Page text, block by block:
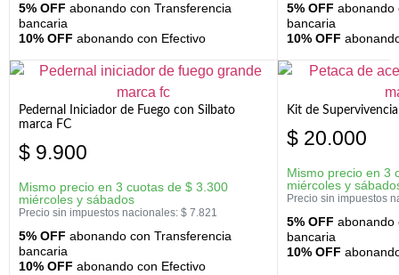
5% OFF abonando con Transferencia
bancaria
10% OFF abonando con Efectivo
5% OFF abonando
bancaria
10% OFF
Pedernal Iniciador de Fuego con Silbato
marca FC
$ 9.900
Mismo precio en 3 cuotas de $ 3.300
miércoles y sábados
Precio sin impuestos nacionales: $ 7.821
5% OFF abonando con Transferencia
bancaria
10% OFF abonando con Efectivo
Kit de
$ 20.000
Mismo precio en 3
miércoles y
Precio sin impuestos
5% OFF abonando
bancaria
10% OFF